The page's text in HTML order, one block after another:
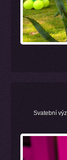
Svatební